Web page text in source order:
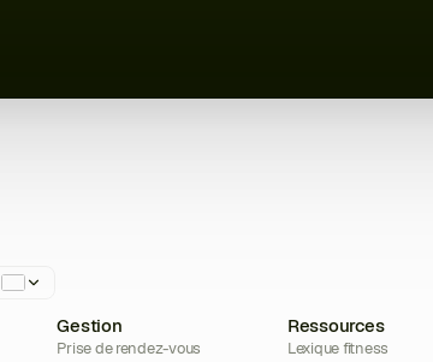
Gestion
Prise de rendez-vous
Ressources
Lexique fitness